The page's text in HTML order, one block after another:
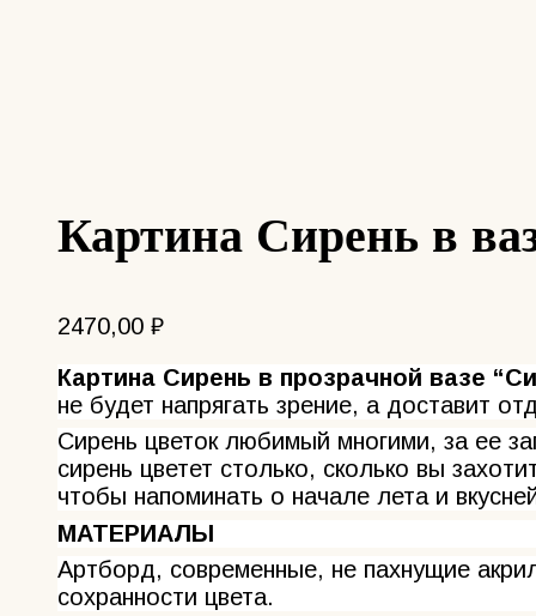
Картина Сирень в
2470,00 ₽
Картина Сирень в прозрачной вазе
не будет напрягать зрение, а доставит
Сирень цветок любимый многими, за ее
сирень цветет столько, сколько вы
чтобы напоминать о начале лета и
МАТЕРИАЛЫ
Артборд, современные, не пахнущие
сохранности цвета.